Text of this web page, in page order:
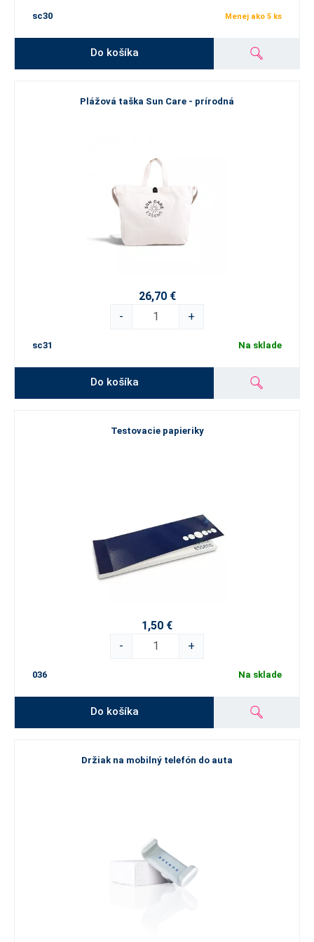
sc30 Menej ako 5 ks
Do košíka
Plážová taška Sun Care - prírodná
26,70 €
-
+
sc31 Na sklade
Do košíka
Testovacie papieriky
1,50 €
-
+
036 Na sklade
Do košíka
Držiak na mobilný telefón do auta